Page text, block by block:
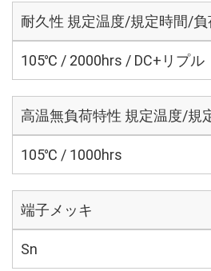
耐久性 規定温度/規定時間/負
105℃ / 2000hrs / DC+リプル
高温無負荷特性 規定温度/規
105℃ / 1000hrs
端子メッキ
Sn